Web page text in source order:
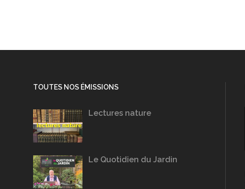
TOUTES NOS ÉMISSIONS
Lectures nature
Le Quotidien du Jardin